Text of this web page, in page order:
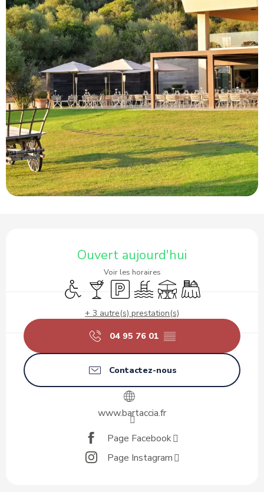
Ouvert aujourd'hui
Voir les horaires
Accès handicapés
Bar / Buvette
Parking PiscineTerrasseBanquet
+ 3 autre(s) prestation(s)
04 95 76 01 ▒▒
Contactez-nous
www.bartaccia.fr
Page Facebook
Page Instagram